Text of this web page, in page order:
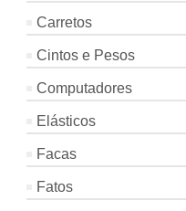
Carretos
Cintos e Pesos
Computadores
Elásticos
Facas
Fatos